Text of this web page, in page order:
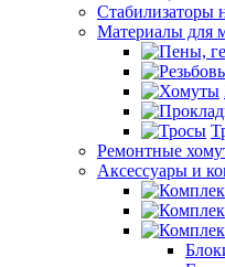
Стабилизаторы
Материалы для
Ремонтные
Аксессуары и